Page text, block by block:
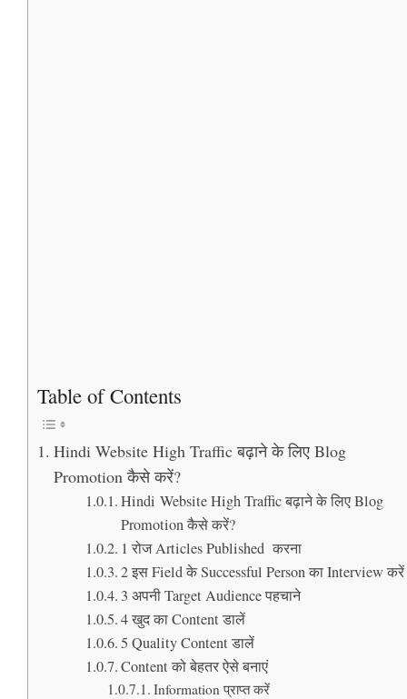
Table of Contents
Hindi Website High Traffic बढ़ाने के लिए Blog
Promotion कैसे करें?
Hindi Website High Traffic बढ़ाने के लिए Blog
Promotion कैसे करें?
1 रोज Articles Published करना
2 इस Field के Successful Person का Interview करें
3 अपनी Target Audience पहचाने
4 खुद का Content डालें
5 Quality Content डालें
Content को बेहतर ऐसे बनाएं
Information प्राप्त करें